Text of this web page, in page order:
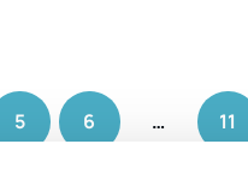
5 6 … 11